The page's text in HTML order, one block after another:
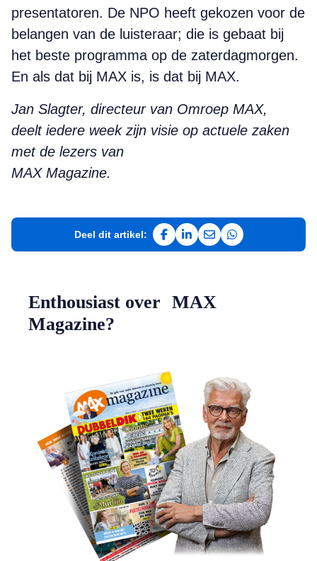
presentatoren. De NPO heeft gekozen voor de
belangen van de luisteraar; die is gebaat bij
het beste programma op de zaterdagmorgen.
En als dat bij MAX is, is dat bij MAX.
Jan Slagter, directeur van Omroep MAX,
deelt iedere week zijn visie op actuele zaken
met de lezers van
MAX Magazine.
Deel dit artikel:
Deel op Facebook
Deel op LinkedIn
Deel via e-mail
Deel via
Enthousiast over MAX
Magazine?